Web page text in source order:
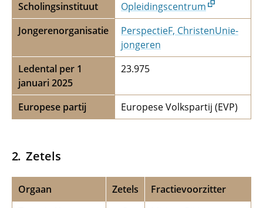
Scholingsinstituut
Opleidingscentrum
Jongerenorganisatie
PerspectieF, ChristenUnie-
jongeren
Ledental per 1
januari 2025
23.975
Europese partij Europese Volkspartij (EVP)
Zetels
Orgaan Zetels
Fractievoorzitter